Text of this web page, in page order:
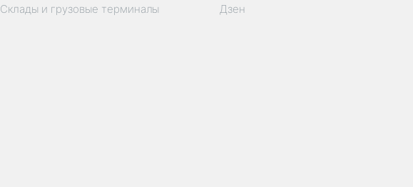
Склады и грузовые терминалы Дзен